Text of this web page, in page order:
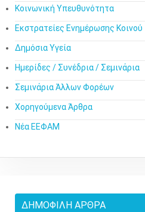
Κοινωνική Υπευθυνότητα
Εκστρατείες Ενημέρωσης Κοινού
Δημόσια Υγεία
Ημερίδες / Συνέδρια / Σεμινάρια
Σεμινάρια Άλλων Φορέων
Χορηγούμενα Άρθρα
Νέα ΕΕΦΑΜ
ΔΗΜΟΦΙΛΉ ΆΡΘΡΑ